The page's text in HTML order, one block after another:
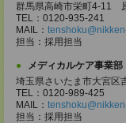
群馬県高崎市栄町4-11
TEL：0120-935-241
MAIL：
担当：採用担当
メディカルケア事業
埼玉県さいたま市大宮
TEL：0120-989-425
MAIL：
担当：採用担当